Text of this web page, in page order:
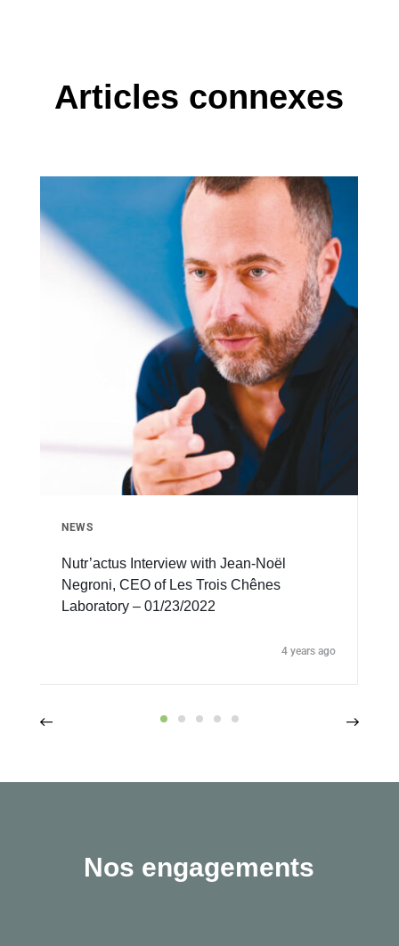
Articles connexes
NEWS
Nutr’actus Interview with Jean-Noël
Negroni, CEO of Les Trois Chênes
Laboratory – 01/23/2022
4 years ago
Nos engagements